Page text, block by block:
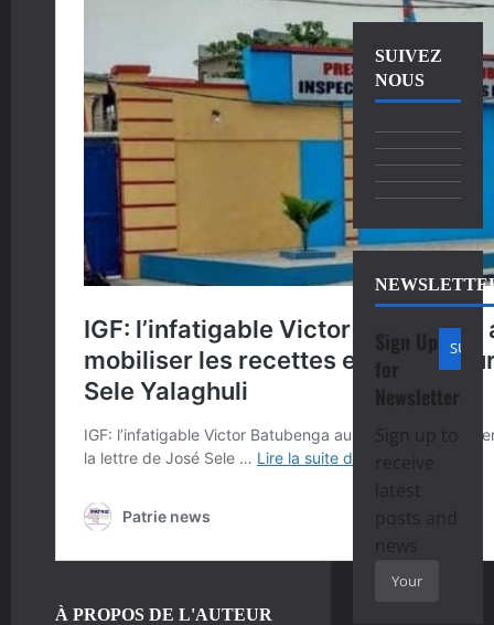
À PROPOS DE L'AUTEUR
SUIVEZ
NOUS
Sign Up
for
Newsletter
Sign up to
receive
latest
posts and
news